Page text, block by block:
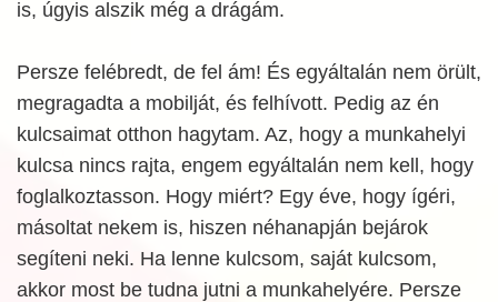
is, úgyis alszik még a drágám.
Persze felébredt, de fel ám! És egyáltalán nem örült,
megragadta a mobilját, és felhívott. Pedig az én
kulcsaimat otthon hagytam. Az, hogy a munkahelyi
kulcsa nincs rajta, engem egyáltalán nem kell, hogy
foglalkoztasson. Hogy miért? Egy éve, hogy ígéri,
másoltat nekem is, hiszen néhanapján bejárok
segíteni neki. Ha lenne kulcsom, saját kulcsom,
akkor most be tudna jutni a munkahelyére. Persze